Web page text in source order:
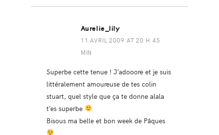
Aurelie_lily
11 AVRIL 2009 AT 20 H 45
MIN
Superbe cette tenue ! J’adooore et je suis
littéralement amoureuse de tes colin
stuart, quel style que ça te donne alala
t’es superbe
Bisous ma belle et bon week de Pâques